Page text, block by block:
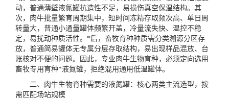
动，普通薄壁液氮罐抗造性不足，易损伤真空保温结构。其
次，肉牛批量繁育周期集中，短时间冻精存取频次高、单日周
转量大，普通小通量罐体频繁开盖，冷量流失快、温控不稳
定，易扰动种质活性。*后，畜牧育种种质需分类溯源分区存
放，普通简易罐体无专属分层存取结构，易出现样品混放、台
账核对不便的问题。因此，专业肉牛生物育种，必须定向选用
畜牧专用育种*液氮罐，拒绝混用通用低温罐体。
二、肉牛生物育种需要的液氮罐：核心两类主流选型，按
需匹配场站规模